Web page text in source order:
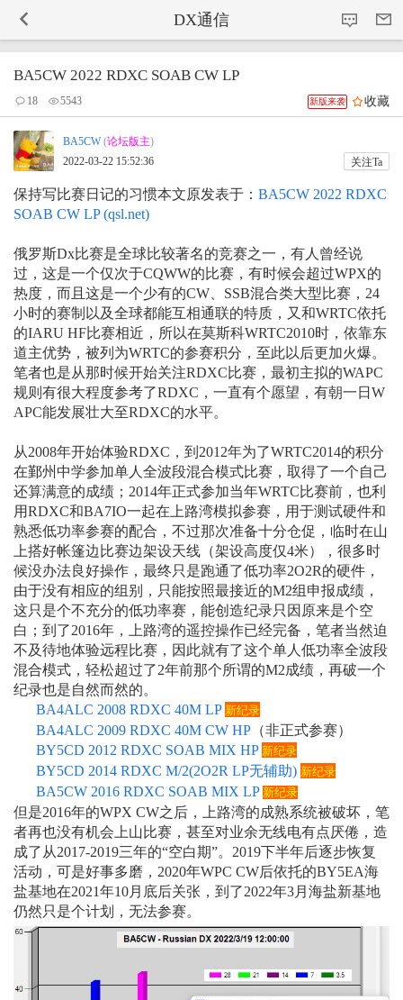
DX通信
BA5CW 2022 RDXC SOAB CW LP
18 5543 新版来袭 收藏
BA5CW(论坛版主)
2022-03-22 15:52:36
关注Ta
保持写比赛日记的习惯本文原发表于： BA5CW 2022 RDXC
SOAB CW LP (qsl.net)
俄罗斯Dx比赛是全球比较著名的竞赛之一，有人曾经说
过，这是一个仅次于CQWW的比赛，有时候会超过WPX的
热度，而且这是一个少有的CW、SSB混合类大型比赛，24
小时的赛制以及全球都能互相通联的特质，又和WRTC依托
的IARU HF比赛相近，所以在莫斯科WRTC2010时，依靠东
道主优势，被列为WRTC的参赛积分，至此以后更加火爆。
笔者也是从那时候开始关注RDXC比赛，最初主拟的WAPC
规则有很大程度参考了RDXC，一直有个愿望，有朝一日W
APC能发展壮大至RDXC的水平。
从2008年开始体验RDXC，到2012年为了WRTC2014的积分
在鄞州中学参加单人全波段混合模式比赛，取得了一个自己
还算满意的成绩；2014年正式参加当年WRTC比赛前，也利
用RDXC和BA7IO一起在上路湾模拟参赛，用于测试硬件和
熟悉低功率参赛的配合，不过那次准备十分仓促，临时在山
上搭好帐篷边比赛边架设天线（架设高度仅4米），很多时
候没办法良好操作，最终只是跑通了低功率2O2R的硬件，
由于没有相应的组别，只能按照最接近的M2组申报成绩，
这只是个不充分的低功率赛，能创造纪录只因原来是个空
白；到了2016年，上路湾的遥控操作已经完备，笔者当然迫
不及待地体验远程比赛，因此就有了这个单人低功率全波段
混合模式，轻松超过了2年前那个所谓的M2成绩，再破一个
纪录也是自然而然的。
BA4ALC 2008 RDXC 40M LP 新纪录
BA4ALC 2009 RDXC 40M CW HP （非正式参赛）
BY5CD 2012 RDXC SOAB MIX HP 新纪录
BY5CD 2014 RDXC M/2(2O2R LP无辅助) 新纪录
BA5CW 2016 RDXC SOAB MIX LP 新纪录
但是2016年的WPX CW之后，上路湾的成熟系统被破坏，笔
者再也没有机会上山比赛，甚至对业余无线电有点厌倦，造
成了从2017-2019三年的“空白期”。2019下半年后逐步恢复
活动，可是好事多磨，2020年WPC CW后依托的BY5EA海
盐基地在2021年10月底后关张，到了2022年3月海盐新基地
仍然只是个计划，无法参赛。